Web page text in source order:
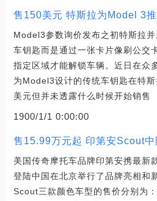
售150美元 特斯拉为Model 3
Model3参数询价发布之初特斯拉
车钥匙而是通过一张卡片像刷公交
指定区域才能解锁车辆。近日在众
为Model3设计的传统车钥匙在特
美元但并未透露什么时候开始销售
1900/1/1 0:00:00
售15.99万元起 印第安Scout中
美国传奇摩托车品牌印第安携最新
登陆中国在北京举行了品牌亮相和
Scout三款颜色车型的售价分别为